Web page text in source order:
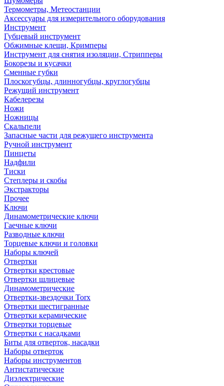
Термометры, Метеостанции
Аксессуары для измерительного оборудования
Инструмент
Губцевый инструмент
Обжимные клещи, Кримперы
Инструмент для снятия изоляции, Стрипперы
Бокорезы и кусачки
Сменные губки
Плоскогубцы, длинногубцы, круглогубцы
Режущий инструмент
Кабелерезы
Ножи
Ножницы
Скальпели
Запасные части для режущего инструмента
Ручной инструмент
Пинцеты
Надфили
Тиски
Степлеры и скобы
Экстракторы
Прочее
Ключи
Динамометрические ключи
Гаечные ключи
Разводные ключи
Торцевые ключи и головки
Наборы ключей
Отвертки
Отвертки крестовые
Отвертки шлицевые
Динамометрические
Отвертки-звездочки Torx
Отвертки шестигранные
Отвертки керамические
Отвертки торцевые
Отвертки с насадками
Биты для отверток, насадки
Наборы отверток
Наборы инструментов
Антистатические
Диэлектрические